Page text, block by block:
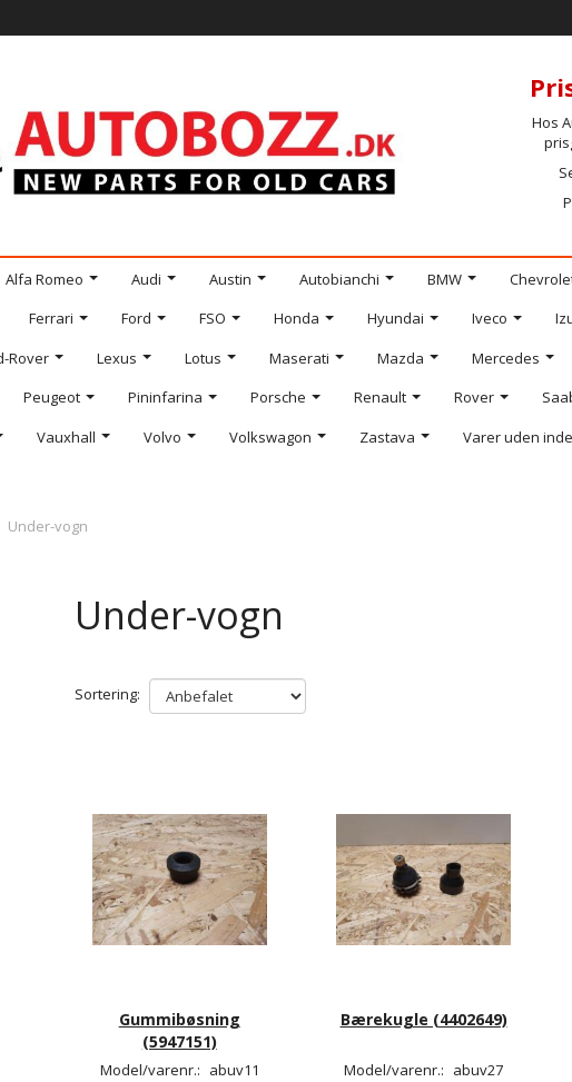
Hos
Alfa Romeo Audi Austin Autobianchi BMW
Ferrari Ford FSO Honda Hyundai Iveco
Rover Lexus Lotus Maserati Mazda Mercedes
Peugeot Pininfarina Porsche Renault Rover
Vauxhall Volvo Volkswagon Zastava Varer uden
Under-vogn
Under-vogn
Sortering:
Gummibøsning
(5947151)
Model/varenr.: abuv11
Bærekugle (4402649)
Model/varenr.: abuv27